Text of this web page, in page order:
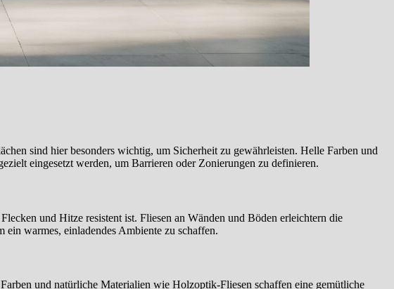
sind hier besonders wichtig, um Sicherheit zu gewährleisten. Helle Farben und
eingesetzt werden, um Barrieren oder Zonierungen zu definieren.
und Hitze resistent ist. Fliesen an Wänden und Böden erleichtern die
warmes, einladendes Ambiente zu schaffen.
und natürliche Materialien wie Holzoptik-Fliesen schaffen eine gemütliche